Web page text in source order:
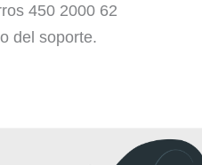
450 2000 62
del soporte.